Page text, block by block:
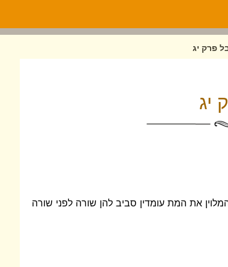
פרק יג
יג
את המת עומדין סביב להן שורה לפני שורה